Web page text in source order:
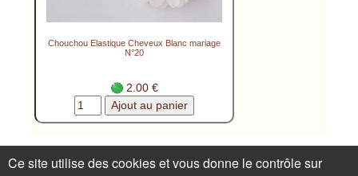
Chouchou Elastique Cheveux Blanc mariage
N°20
2.00 €
Conditions de vente
Conditions de vente
Ce site utilise des cookies et vous donne le contrôle sur